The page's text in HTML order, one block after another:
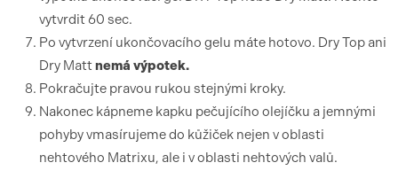
vytvrdit 60 sec.
Po vytvrzení ukončovacího gelu máte hotovo. Dry Top ani
Dry Mattnemá výpotek.
Pokračujte pravou rukou stejnými kroky.
Nakonec kápneme kapku pečujícího olejíčku a jemnými
pohyby vmasírujeme do kůžiček nejen v oblasti
nehtového Matrixu, ale i v oblasti nehtových valů.